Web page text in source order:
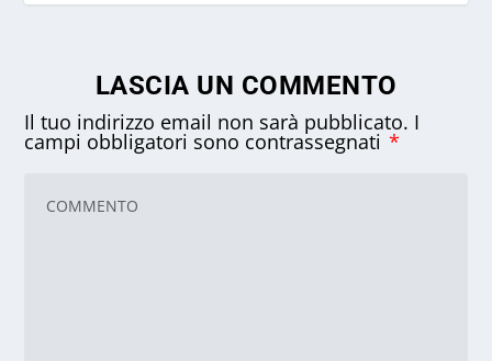
LASCIA UN COMMENTO
Il tuo indirizzo email non sarà pubblicato. I
campi obbligatori sono contrassegnati *